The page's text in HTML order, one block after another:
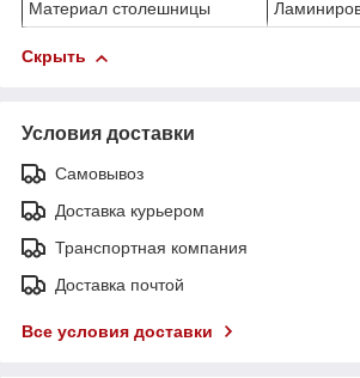
Материал столешницы
Скрыть
Условия доставки
Самовывоз
Доставка курьером
Транспортная компания
Доставка почтой
Все условия доставки